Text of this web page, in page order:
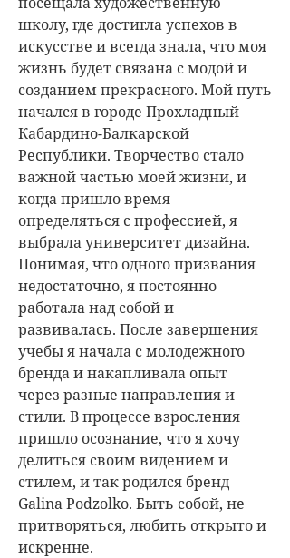
школу, где достигла успехов в
искусстве и всегда знала, что моя
жизнь будет связана с модой и
созданием прекрасного. Мой путь
начался в городе Прохладный
Кабардино-Балкарской
Республики. Творчество стало
важной частью моей жизни, и
когда пришло время
определяться с профессией, я
выбрала университет дизайна.
Понимая, что одного призвания
недостаточно, я постоянно
работала над собой и
развивалась. После завершения
учебы я начала с молодежного
бренда и накапливала опыт
через разные направления и
стили. В процессе взросления
пришло осознание, что я хочу
делиться своим видением и
стилем, и так родился бренд
Galina Podzolko. Быть собой, не
притворяться, любить открыто и
искренне.